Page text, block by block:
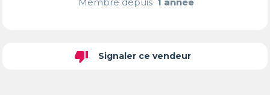
thumb_down Signaler ce vendeur